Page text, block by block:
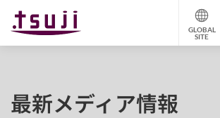
GLOBAL
SITE
最新メディア情報